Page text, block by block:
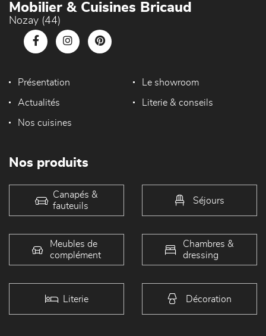
Mobilier & Cuisines Bricaud
Nozay (44)
Présentation Le showroom
Actualités Literie & conseils
Nos cuisines
Nos produits
Canapés &
fauteuils
Séjours
Meubles de
complément
Chambres &
dressing
Literie Décoration